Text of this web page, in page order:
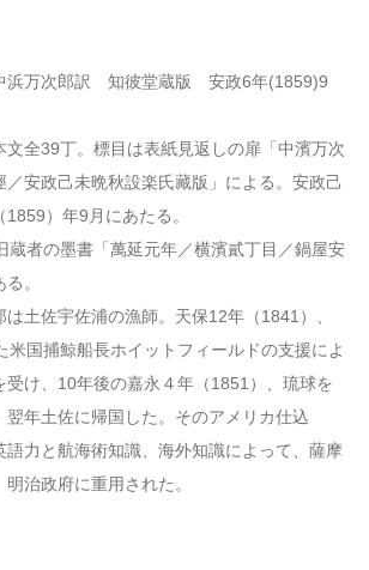
浜万次郎訳 知彼堂蔵版 安政6年(1859)9
全39丁。標目は表紙見返しの扉「中濱万次
／安政己未晩秋設楽氏藏版」による。安政己
）年9月にあたる。
者の墨書「萬延元年／横濱貳丁目／鍋屋安
。
土佐宇佐浦の漁師。天保12年（1841）、
米国捕鯨船長ホイットフィールドの支援によ
受け、10年後の嘉永４年（1851）、琉球を
翌年土佐に帰国した。そのアメリカ仕込
海術知識、海外知識によって、薩摩
治政府に重用された。